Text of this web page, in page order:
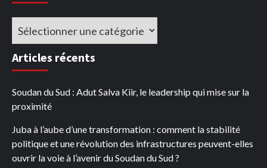
Catégories
Articles récents
Soudan du Sud : Adut Salva Kiir, le leadership qui mise sur la
proximité
Juba à l’aube d’une transformation : comment la stabilité
politique et une révolution des infrastructures peuvent-elles
ouvrir la voie à l’avenir du Soudan du Sud ?